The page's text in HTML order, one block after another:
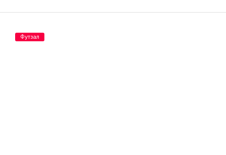
Футзал